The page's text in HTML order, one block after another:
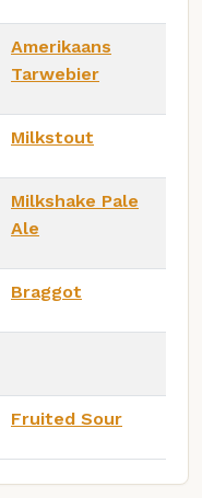
Amerikaans
Tarwebier
Milkstout
Milkshake Pale
Ale
Braggot
Fruited Sour